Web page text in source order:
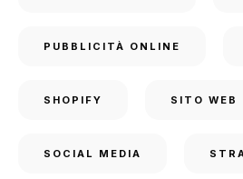
PUBBLICITÀ ONLINE
SHOPIFY SITO WEB
SOCIAL MEDIA